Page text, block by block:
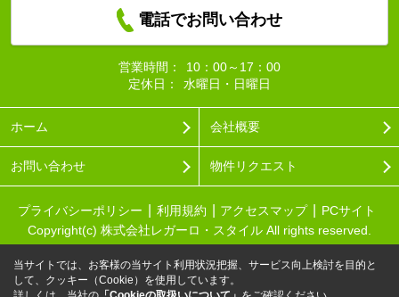
電話でお問い合わせ
営業時間：
10：00～17：00
定休日：
水曜日・日曜日
ホーム 会社概要
お問い合わせ 物件リクエスト
プライバシーポリシー 利用規約 アクセスマップ
PCサイト
Copyright(c) 株式会社レガーロ・スタイル All rights reserved.
当サイトでは、お客様の当サイト利用状況把握、サービス向上検討を目的と
して、クッキー（Cookie）を使用しています。